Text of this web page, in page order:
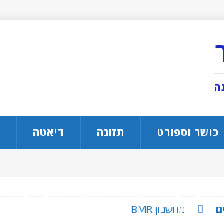
כושר וספורט תזונה דיאטה
מחשבון BMR